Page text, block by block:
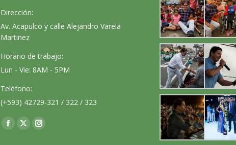
Dirección:
Av. Acapulco y calle Alejandro Varela
Martinez
Horario de trabajo:
Lun - Vie: 8AM - 5PM
Teléfono:
(+593) 42729-321 / 322 / 323
Encuéntranos en:
Facebook
X
Instagram